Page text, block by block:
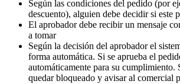
Según las condiciones del pedido (por
descuento), alguien debe decidir si este
El aprobador debe recibir un mensaje
a tomar
Según la decisión del aprobador el
forma automática. Si se aprueba el
automáticamente para su cumplimiento.
quedar bloqueado y avisar al comercial